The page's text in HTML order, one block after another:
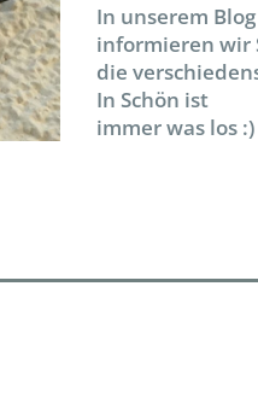
In unserem Blog
informieren wir
die
In Schön ist
immer was los :)